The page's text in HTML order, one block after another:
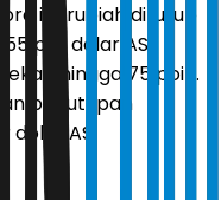
ini, rupiah ditutup
per dolar AS,
hingga 75 poin.
penutupan
AS.